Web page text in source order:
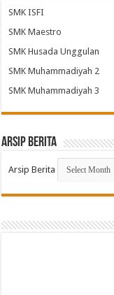
SMK ISFI
SMK Maestro
SMK Husada Unggulan
SMK Muhammadiyah 2
SMK Muhammadiyah 3
Arsip Berita
Arsip Berita